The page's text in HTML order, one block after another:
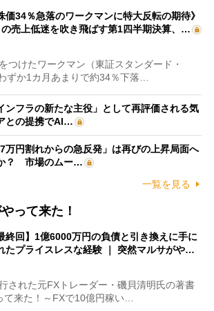
価34％急落のワークマンに特大反転の期待》
売上低迷を吹き飛ばす第1四半期決算、…
けたワークマン（東証スタンダード・
ずか1カ月あまりで約34％下落…
ンフラの新たな主役」として再評価される気
との提携でAI…
万円割れからの急反発」は再びの上昇局面へ
？ 市場のムー…
一覧を見る
って来た！
終回】1億6000万円の負債と引き換えに手に
たプライスレスな経験 ｜ 突然マルサがや…
された元FXトレーダー・磯貝清明氏の著書
て来た！～FXで10億円稼い…